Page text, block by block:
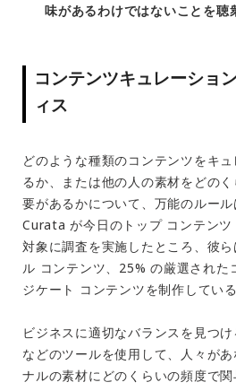
味があるわけではないことを聴
コンテンツキュレーショ
ィス
どのような種類のコンテンツをキ
るか、または他の人の素材をどの
要があるかについて、万能のルール
Curata が今日のトップ コンテンツ
対象に調査を実施したところ、彼
ル コンテンツ、25% の厳選された
ジケート コンテンツを制作してい
ビジネスに適切なバランスを見つ
などのツールを使用して、人々が
ナルの素材にどのくらいの頻度で関